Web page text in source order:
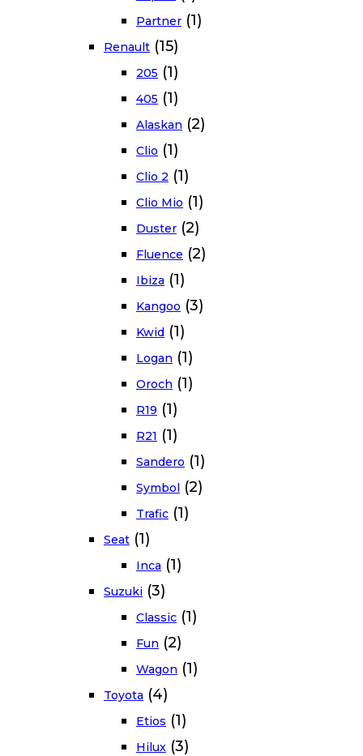
Partner (1)
Renault (15)
205 (1)
405 (1)
Alaskan (2)
Clio (1)
Clio 2 (1)
Clio Mio (1)
Duster (2)
Fluence (2)
Ibiza (1)
Kangoo (3)
Kwid (1)
Logan (1)
Oroch (1)
R19 (1)
R21 (1)
Sandero (1)
Symbol (2)
Trafic (1)
Seat (1)
Inca (1)
Suzuki (3)
Classic (1)
Fun (2)
Wagon (1)
Toyota (4)
Etios (1)
Hilux (3)